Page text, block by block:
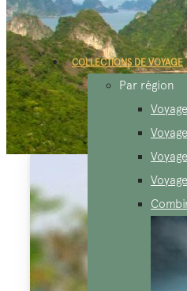
COLLECTIONS DE VOYAGE
Par région